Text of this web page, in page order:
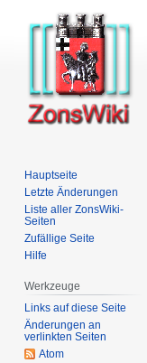
Hauptseite
Letzte Änderungen
Liste aller ZonsWiki-
Seiten
Zufällige Seite
Hilfe
Werkzeuge
Links auf diese Seite
Änderungen an
verlinkten Seiten
Atom